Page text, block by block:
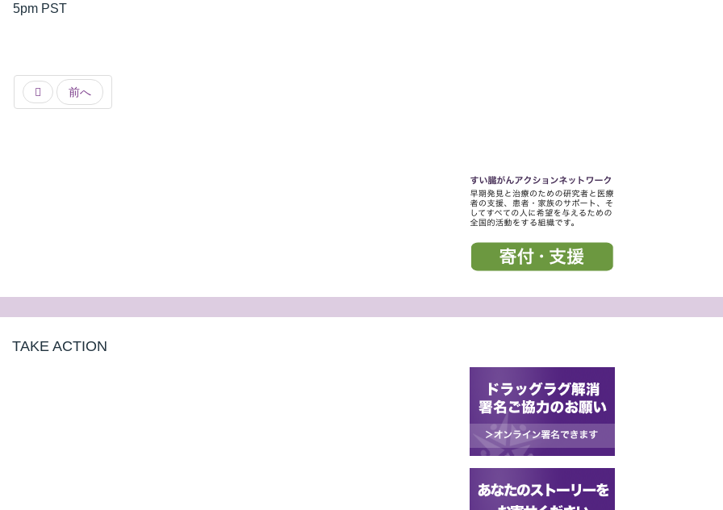
5pm PST
前へ
TAKE ACTION